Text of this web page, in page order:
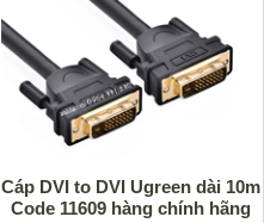
Cáp DVI to DVI Ugreen dài 10m
Code 11609 hàng chính hãng